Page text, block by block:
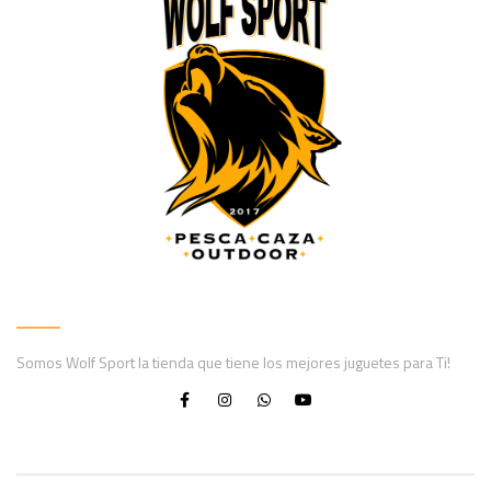
Somos Wolf Sport la tienda que tiene los mejores juguetes para Ti!